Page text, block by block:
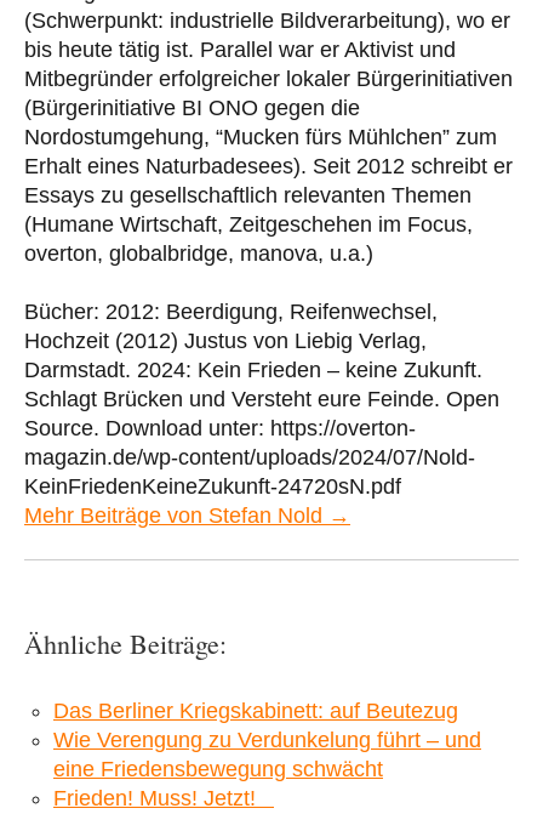
(Schwerpunkt: industrielle Bildverarbeitung), wo er
bis heute tätig ist. Parallel war er Aktivist und
Mitbegründer erfolgreicher lokaler Bürgerinitiativen
(Bürgerinitiative BI ONO gegen die
Nordostumgehung, “Mucken fürs Mühlchen” zum
Erhalt eines Naturbadesees). Seit 2012 schreibt er
Essays zu gesellschaftlich relevanten Themen
(Humane Wirtschaft, Zeitgeschehen im Focus,
overton, globalbridge, manova, u.a.)
Bücher: 2012: Beerdigung, Reifenwechsel,
Hochzeit (2012) Justus von Liebig Verlag,
Darmstadt. 2024: Kein Frieden – keine Zukunft.
Schlagt Brücken und Versteht eure Feinde. Open
Source. Download unter: https://overton-
magazin.de/wp-content/uploads/2024/07/Nold-
KeinFriedenKeineZukunft-24720sN.pdf
Mehr Beiträge von Stefan Nold →
Ähnliche Beiträge:
Das Berliner Kriegskabinett: auf Beutezug
Wie Verengung zu Verdunkelung führt – und
eine Friedensbewegung schwächt
Frieden! Muss! Jetzt!